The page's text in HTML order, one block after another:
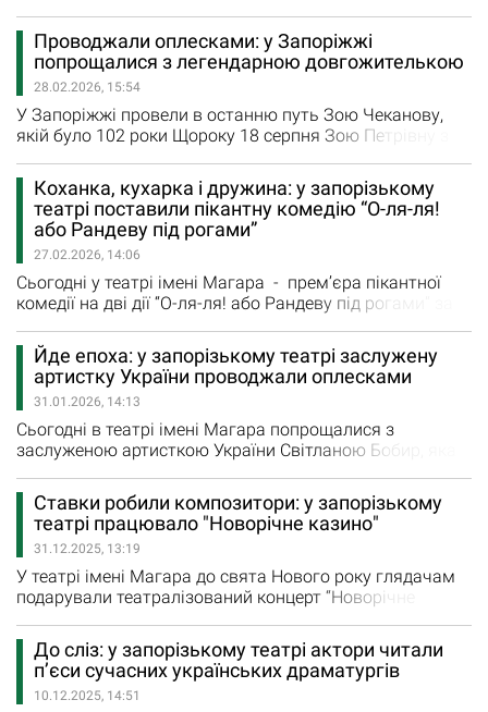
драматичному театрі імені В.Г. Магара, став
розкішним музичним подарунком запоріжцям (і
особливо запоріжанкам) до свята весни і краси.
Народна артистка України Ольга Чубарева виступала у
супроводі оркестру театру, яким…
Проводжали оплесками: у Запоріжжі
попрощалися з легендарною довгожителькою
28.02.2026, 15:54
У Запоріжжі провели в останню путь Зою Чеканову,
якій було 102 роки Щороку 18 серпня Зою Петрівну з
філармонії та театру імені Магара, адже в цих двох
закладах вона загалом пропрацювала понад 50 років.
А від імені міської влади іменинницю вітали
працівники департаменту соціального захисту
населення Запорізької міської…
Коханка, кухарка і дружина: у запорізькому
театрі поставили пікантну комедію “О-ля-ля!
або Рандеву під рогами”
27.02.2026, 14:06
Сьогодні у театрі імені Магара - прем’єра пікантної
комедії на дві дії “О-ля-ля! або Рандеву під рогами” за
“Граємо в дружну родину, або Гарнір по-французьки”.
“Поважний чоловік чи ловелас? Порядна жінка чи
коханка? Кожен обирає собі роль, яка більше до
вподоби.…
Йде епоха: у запорізькому театрі заслужену
артистку України проводжали оплесками
31.01.2026, 14:13
Сьогодні в театрі імені Магара попрощалися з
заслуженою артисткою України Світланою Бобир, яка
актриса в Міжнародний день театру, тобто два головні
свята її життя — професійне і особисте - поєдналися в
одній даті. Творчі досягнення актриси-легенди та її
вагомий внесок у розвиток театрального мистецтва…
Ставки робили композитори: у запорізькому
театрі працювало "Новорічне казино"
31.12.2025, 13:19
У театрі імені Магара до свята Нового року глядачам
подарували театралізований концерт “Новорічне
танцівників і артистів драми Це була лайт-версія
прем’єри минулого сезону “Casino VA-BANK” -
авторської програми Сергія Пелюка, який з вересня
2024 року працює в театрі заступником…
До сліз: у запорізькому театрі актори читали
п’єси сучасних українських драматургів
10.12.2025, 14:51